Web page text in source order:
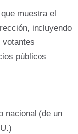
muestra el
incluyendo
votantes
públicos
nacional (de un